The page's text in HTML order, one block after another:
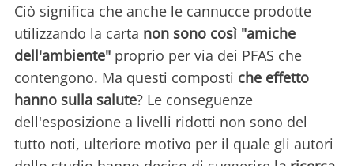
Ciò significa che anche le cannucce prodotte
utilizzando la carta non sono così "amiche
dell'ambiente" proprio per via dei PFAS che
contengono. Ma questi composti che effetto
hanno sulla salute? Le conseguenze
dell'esposizione a livelli ridotti non sono del
tutto noti, ulteriore motivo per il quale gli autori